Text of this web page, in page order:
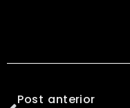
Post anterior